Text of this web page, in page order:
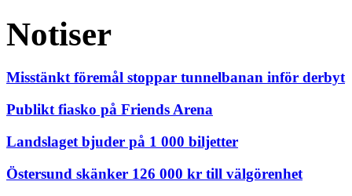
Notiser
Misstänkt föremål stoppar tunnelbanan inför derbyt
Publikt fiasko på Friends Arena
Landslaget bjuder på 1 000 biljetter
Östersund skänker 126 000 kr till välgörenhet